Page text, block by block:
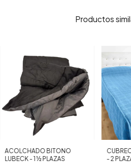
Productos
ACOLCHADO BITONO
LUBECK - 1 ½ PLAZAS
- 2